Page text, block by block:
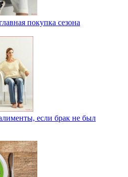
покупка сезона
если брак не был